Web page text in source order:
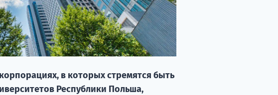
в которых стремятся быть
Республики Польша,